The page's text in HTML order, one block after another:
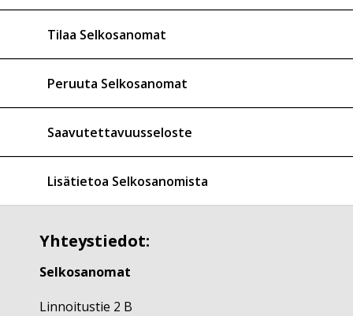
Tilaa Selkosanomat
Peruuta Selkosanomat
Saavutettavuusseloste
Lisätietoa Selkosanomista
Yhteystiedot:
Selkosanomat
Linnoitustie 2 B